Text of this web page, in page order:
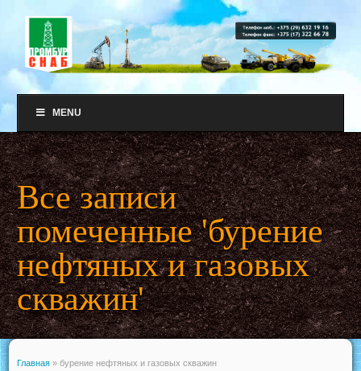
MENU
Все записи
помеченные 'бурение
нефтяных и газовых
скважин'
Главная » бурение нефтяных и газовых скважин